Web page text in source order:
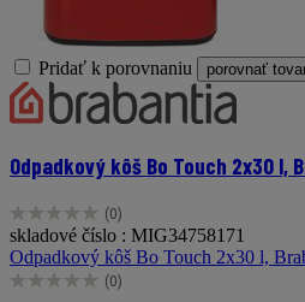
Pridať k porovnaniu porovnať
Odpadkový kôš Bo Touch 2x30 l,
(0)
0.0
z
5
hviezdičiek.
skladové číslo : MIG34758171
Odpadkový kôš Bo Touch 2x30 l,
(0)
0.0